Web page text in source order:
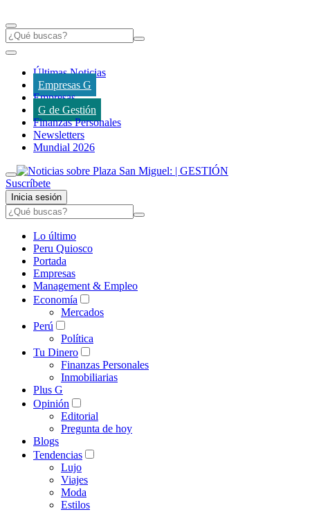
Últimas Noticias
Empresas G
Empresas
G de Gestión
Finanzas Personales
Newsletters
Mundial 2026
Suscríbete
Inicia sesión
Lo último
Peru Quiosco
Portada
Empresas
Management & Empleo
Economía
Mercados
Perú
Política
Tu Dinero
Finanzas Personales
Inmobiliarias
Plus G
Opinión
Editorial
Pregunta de hoy
Blogs
Tendencias
Lujo
Viajes
Moda
Estilos